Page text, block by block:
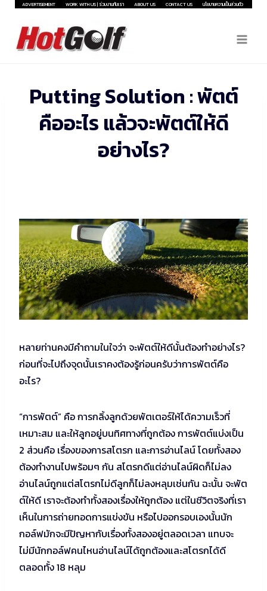
Skip
content
ADVERTISEMENT WORK WITH US | ร่วมงานกับเรา ABOUT US CONTACT US นโยบายความเป็นส่วนตัว
Putting Solution : พัตต์
คืออะไร แล้วจะพัตต์ให้ดี
อย่างไร?
หลายท่านคงมีคำถามในใจว่า จะพัตต์ให้ดีนั้นต้องทำอย่างไร?
ก่อนที่จะไปถึงจุดนั้นเราคงต้องรู้ก่อนครับว่าการพัตต์คือ
อะไร?
“การพัตต์” คือ การกลิ้งลูกด้วยพัตเตอร์ให้ได้ความเร็วที่
เหมาะสม และให้ลูกอยู่บนทิศทางที่ถูกต้อง การพัตต์แบ่งเป็น
2 ส่วนคือ เรื่องของการสโตรก และการอ่านไลน์ โดยทั้งสอง
ต้องทำงานไปพร้อมๆ กัน สโตรกดีแต่อ่านไลน์ผิดก็ไม่ลง
อ่านไลน์ถูกแต่สโตรกไม่ดีลูกก็ไม่ลงหลุมเช่นกัน ฉะนั้น จะพัต
ต์ให้ดี เราจะต้องทำทั้งสองเรื่องให้ถูกต้อง แต่ในชีวิตจริงที่เรา
เห็นในการถ่ายทอดการแข่งขัน หรือไปออกรอบเองนั้นนัก
กอล์ฟมักจะมีปัญหากับเรื่องทั้งสองอยู่ตลอดเวลา แทบจะ
ไม่มีนักกอล์ฟคนไหนอ่านไลน์ได้ถูกต้องและสโตรกได้ดี
ตลอดทั้ง 18 หลุม